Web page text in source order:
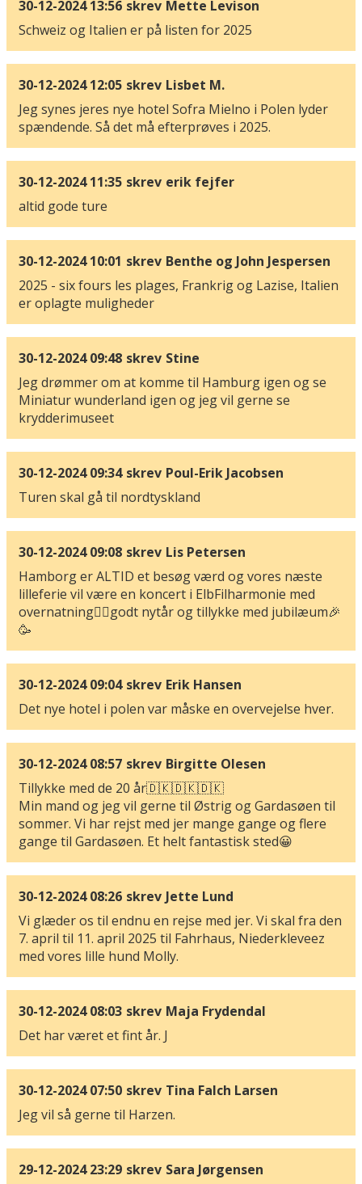
30-12-2024 13:56 skrev Mette Levison
Schweiz og Italien er på listen for 2025
30-12-2024 12:05 skrev Lisbet M.
Jeg synes jeres nye hotel Sofra Mielno i Polen lyder
spændende. Så det må efterprøves i 2025.
30-12-2024 11:35 skrev erik fejfer
altid gode ture
30-12-2024 10:01 skrev Benthe og John Jespersen
2025 - six fours les plages, Frankrig og Lazise, Italien
er oplagte muligheder
30-12-2024 09:48 skrev Stine
Jeg drømmer om at komme til Hamburg igen og se
Miniatur wunderland igen og jeg vil gerne se
krydderimuseet
30-12-2024 09:34 skrev Poul-Erik Jacobsen
Turen skal gå til nordtyskland
30-12-2024 09:08 skrev Lis Petersen
Hamborg er ALTID et besøg værd og vores næste
lilleferie vil være en koncert i ElbFilharmonie med
overnatning🙋‍♀️godt nytår og tillykke med jubilæum🎉
🥳
30-12-2024 09:04 skrev Erik Hansen
Det nye hotel i polen var måske en overvejelse hver.
30-12-2024 08:57 skrev Birgitte Olesen
Tillykke med de 20 år🇩🇰🇩🇰🇩🇰
Min mand og jeg vil gerne til Østrig og Gardasøen til
sommer. Vi har rejst med jer mange gange og flere
gange til Gardasøen. Et helt fantastisk sted😀
30-12-2024 08:26 skrev Jette Lund
Vi glæder os til endnu en rejse med jer. Vi skal fra den
7. april til 11. april 2025 til Fahrhaus, Niederkleveez
med vores lille hund Molly.
30-12-2024 08:03 skrev Maja Frydendal
Det har været et fint år. J
30-12-2024 07:50 skrev Tina Falch Larsen
Jeg vil så gerne til Harzen.
29-12-2024 23:29 skrev Sara Jørgensen